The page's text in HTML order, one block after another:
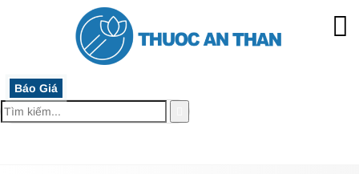
Báo Giá